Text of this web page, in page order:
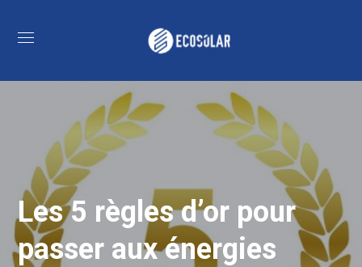
Les 5 règles d’or pour
passer aux énergies